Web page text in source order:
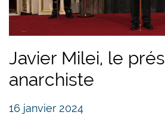
Javier Milei, le
anarchiste
16 janvier 2024